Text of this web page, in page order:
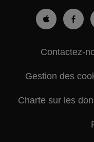
Contactez-
Gestion des
Charte sur les